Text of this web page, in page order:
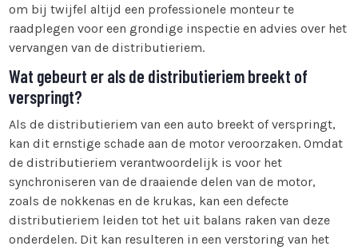
om bij twijfel altijd een professionele monteur te
raadplegen voor een grondige inspectie en advies over het
vervangen van de distributieriem.
Wat gebeurt er als de distributieriem breekt of
verspringt?
Als de distributieriem van een auto breekt of verspringt,
kan dit ernstige schade aan de motor veroorzaken. Omdat
de distributieriem verantwoordelijk is voor het
synchroniseren van de draaiende delen van de motor,
zoals de nokkenas en de krukas, kan een defecte
distributieriem leiden tot het uit balans raken van deze
onderdelen. Dit kan resulteren in een verstoring van het